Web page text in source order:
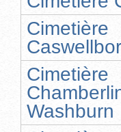
Cimetière
Cimetière
Washburn